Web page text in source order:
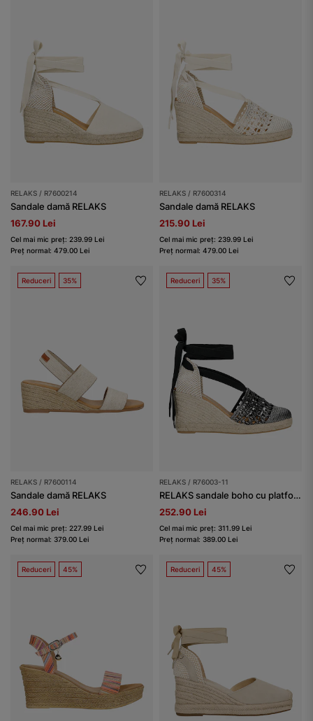
RELAKS / R7600214
Sandale damă RELAKS
167.90 Lei
Cel mai mic preț: 239.99 Lei
Preț normal: 479.00 Lei
RELAKS / R7600314
Sandale damă RELAKS
215.90 Lei
Cel mai mic preț: 239.99 Lei
Preț normal: 479.00 Lei
Reduceri 35%
RELAKS / R7600114
Sandale damă RELAKS
246.90 Lei
Cel mai mic preț: 227.99 Lei
Preț normal: 379.00 Lei
Reduceri 35%
RELAKS / R76003-11
RELAKS sandale boho cu platformă în stil espadrile și șnur de legat la gleznă
252.90 Lei
Cel mai mic preț: 311.99 Lei
Preț normal: 389.00 Lei
Reduceri 45% Reduceri 45%